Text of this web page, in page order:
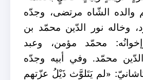
والده الشّاه مرتضى، وجدّه
وخاله نور الدّين محمّد بن
محمّد مؤمن، وعبد
محمّد. وفي أبيه وجدّه
«لم يَتَلوَّث ذَيْلُ عزّتهم